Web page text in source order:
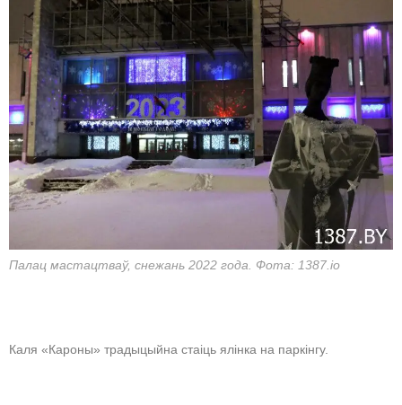
Палац мастацтваў, снежань 2022 года. Фота: 1387.io
Каля «Кароны» традыцыйна стаіць ялінка на паркінгу.